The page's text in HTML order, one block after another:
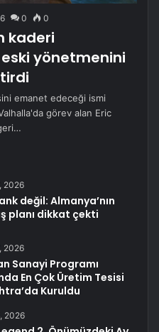
0 0
kaderi
yönetmenini
emanet edeceği ismi
görev alan Eric
2026
değil: Almanya’nın
planı dikkat çekti
2026
Sanayi Programı
En Çok Üretim Tesisi
Kuruldu
2026